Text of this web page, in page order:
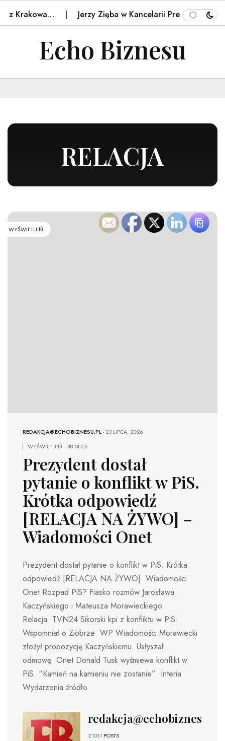
Jerzy Zięba w Kancelarii Prezydenta i "lex
Echo Biznesu
RELACJA
WYŚWIETLEŃ
REDAKCJA@ECHOBIZNESU.PL-23 LIPCA, 2026
WYŚWIETLEŃ
38 SECS
Prezydent dostał
pytanie o konflikt w PiS.
Krótka odpowiedź
[RELACJA NA ŻYWO] –
Wiadomości Onet
Prezydent dostał pytanie o konflikt w PiS. Krótka
odpowiedź [RELACJA NA ŻYWO] Wiadomości
Onet Rozpad PiS? Fiasko rozmów Jarosława
Kaczyńskiego i Mateusza Morawieckiego.
Relacja TVN24 Sikorski kpi z konfliktu w PiS.
Wspomniał o Ziobrze WP Wiadomości Morawiecki
złożył propozycję Kaczyńskiemu. Usłyszał
odmowę Onet Donald Tusk wyśmiewa konflikt w
PiS. “Kamień na kamieniu nie zostanie” Interia
Wydarzenia źródło
redakcja@echobiznesu.pl
21031 POSTS